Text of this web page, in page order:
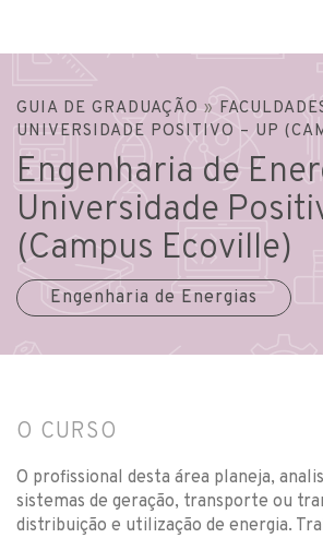
GUIA DE GRADUAÇÃO »
UNIVERSIDADE POSITIVO – UP
Engenharia de
Universidade
(Campus Ecoville)
Engenharia de Energias
O CURSO
O profissional desta área planeja,
sistemas de geração, transporte ou
distribuição e utilização de energia.